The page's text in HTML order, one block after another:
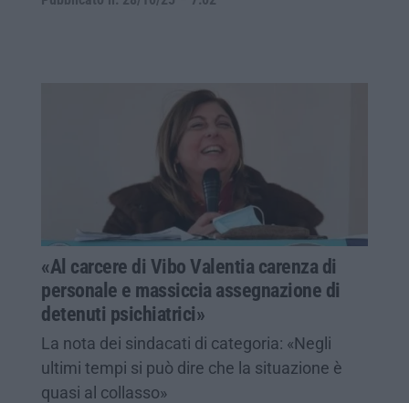
«Al carcere di Vibo Valentia carenza di
personale e massiccia assegnazione di
detenuti psichiatrici»
La nota dei sindacati di categoria: «Negli
ultimi tempi si può dire che la situazione è
quasi al collasso»